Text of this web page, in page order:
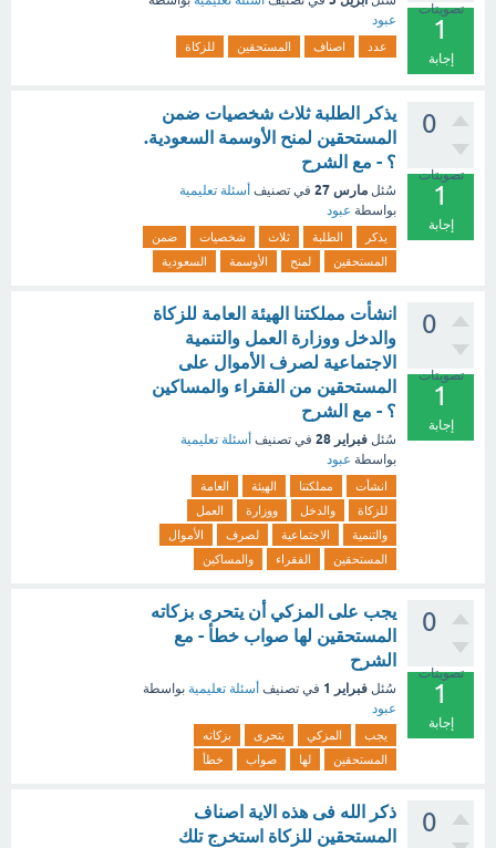
تصويتات
1
إجابة
عبود
عدد اصناف المستحقين للزكاة
0
تصويتات
1
إجابة
يذكر الطلبة ثلاث شخصيات ضمن
المستحقين لمنح الأوسمة السعودية.
؟ - مع الشرح
سُئل مارس 27 في تصنيف أسئلة تعليمية
بواسطة عبود
يذكر الطلبة ثلاث شخصيات
ضمن
المستحقين
لمنح الأوسمة السعودية
0
تصويتات
1
إجابة
انشأت مملكتنا الهيئة العامة للزكاة
والدخل ووزارة العمل والتنمية
الاجتماعية لصرف الأموال على
المستحقين من الفقراء والمساكين
؟ - مع الشرح
سُئل فبراير 28 في تصنيف أسئلة تعليمية
بواسطة عبود
انشأت مملكتنا الهيئة
العامة
للزكاة
والدخل ووزارة
العمل
والتنمية
الاجتماعية لصرف
الأموال
المستحقين
الفقراء والمساكين
0
تصويتات
1
إجابة
يجب على المزكي أن يتحرى بزكاته
المستحقين لها صواب خطأ - مع
الشرح
سُئل فبراير 1 في تصنيف أسئلة تعليمية بواسطة
عبود
يجب المزكي يتحرى
بزكاته
المستحقين
لها صواب خطأ
0
ذكر الله فى هذه الاية اصناف
المستحقين للزكاة استخرج تلك